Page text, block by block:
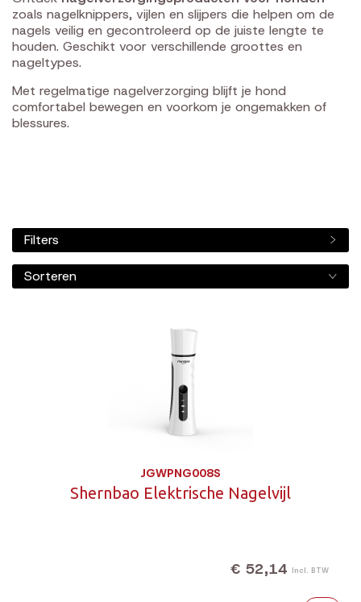
zoals nagelknippers, vijlen en slijpers die helpen om de
nagels veilig en gecontroleerd op de juiste lengte te
houden. Geschikt voor verschillende groottes en
nageltypes.
Met regelmatige nagelverzorging blijft je hond
comfortabel bewegen en voorkom je ongemakken of
blessures.
Filters
Sorteren
JGWPNG008S
Shernbao Elektrische Nagelvijl
€ 52,14 Incl. BTW